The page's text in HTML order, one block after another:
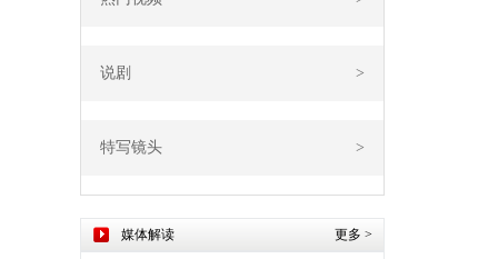
说剧 >
特写镜头 >
媒体解读 更多 >